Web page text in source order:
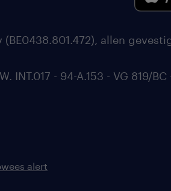
allen
- 94-A.153 - VG 819/
wees alert